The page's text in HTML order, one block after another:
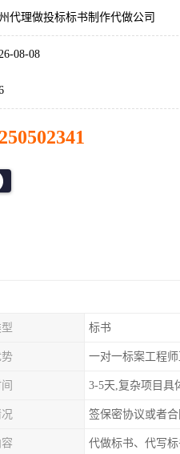
代理做投标标书制作代做公司
08-08
标书
一对一标案工程
3-5天,复杂项目具
签保密协议或者合
代做标书、代写